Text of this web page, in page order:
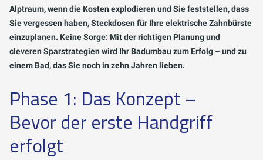
Alptraum, wenn die Kosten explodieren und Sie feststellen, dass
Sie vergessen haben, Steckdosen für Ihre elektrische Zahnbürste
einzuplanen. Keine Sorge: Mit der richtigen Planung und
cleveren Sparstrategien wird Ihr Badumbau zum Erfolg – und zu
einem Bad, das Sie noch in zehn Jahren lieben.
Phase 1: Das Konzept –
Bevor der erste Handgriff
erfolgt